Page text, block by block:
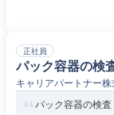
正社員
パック容器の検
キャリアパートナー株
パック容器の検査